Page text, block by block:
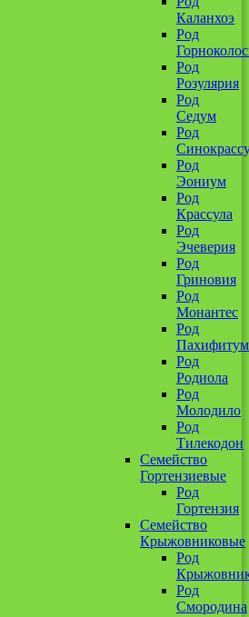
Каланхоэ
Род
Род
Розулярия
Род
Седум
Род
Род
Эониум
Род
Крассула
Род
Эчеверия
Род
Гриновия
Род
Монантес
Род
Пахифитум
Род
Родиола
Род
Молодило
Род
Тилекодон
Семейство
Гортензиевые
Род
Гортензия
Семейство
Крыжовниковые
Род
Род
Смородина